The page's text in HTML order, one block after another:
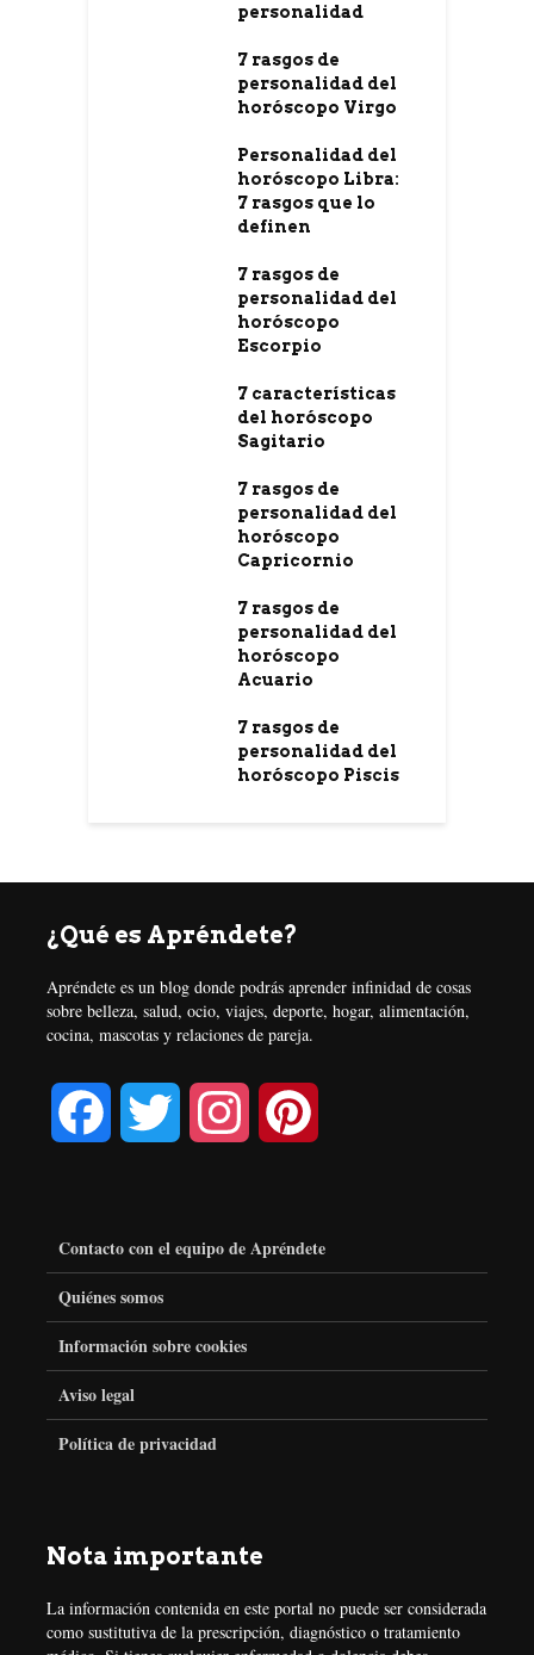
personalidad
7 rasgos de
personalidad del
horóscopo Virgo
Personalidad del
horóscopo Libra:
7 rasgos que lo
definen
7 rasgos de
personalidad del
horóscopo
Escorpio
7 características
del horóscopo
Sagitario
7 rasgos de
personalidad del
horóscopo
Capricornio
7 rasgos de
personalidad del
horóscopo
Acuario
7 rasgos de
personalidad del
horóscopo Piscis
¿Qué es Apréndete?
Apréndete es un blog donde podrás aprender infinidad de cosas
sobre belleza, salud, ocio, viajes, deporte, hogar, alimentación,
cocina, mascotas y relaciones de pareja.
e
b
o
t
Contacto con el equipo de Apréndete
Quiénes somos
Información sobre cookies
Aviso legal
Política de privacidad
Nota importante
La información contenida en este portal no puede ser considerada
como sustitutiva de la prescripción, diagnóstico o tratamiento